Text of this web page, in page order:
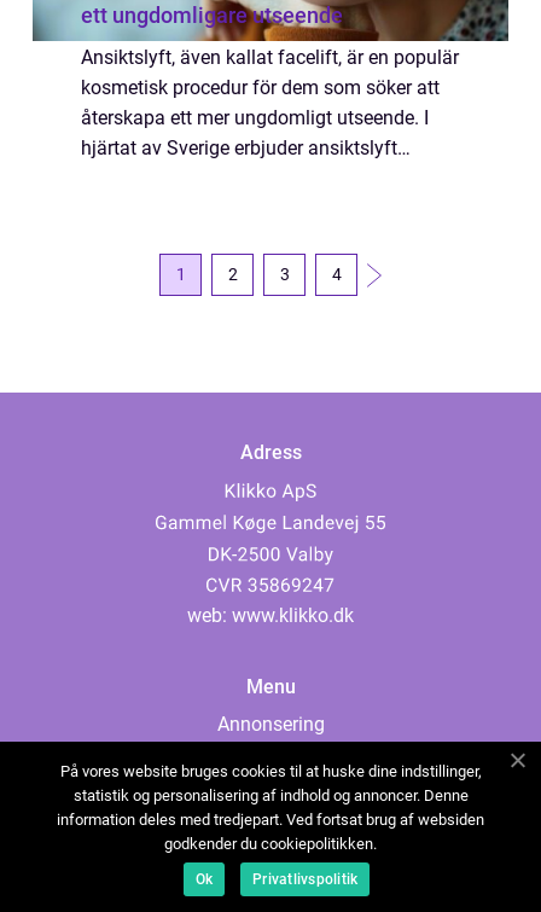
ett ungdomligare utseende
Ansiktslyft, även kallat facelift, är en populär
kosmetisk procedur för dem som söker att
återskapa ett mer ungdomligt utseende. I
hjärtat av Sverige erbjuder ansiktslyft
1 2 3 4
Adress
web: www.klikko.dk
Menu
Annonsering
Cookies
Kontakta oss
Sitemap
På vores website bruges cookies til at huske dine indstillinger,
statistik og personalisering af indhold og annoncer. Denne
information deles med tredjepart. Ved fortsat brug af websiden
godkender du cookiepolitikken.
Ok Privatlivspolitik